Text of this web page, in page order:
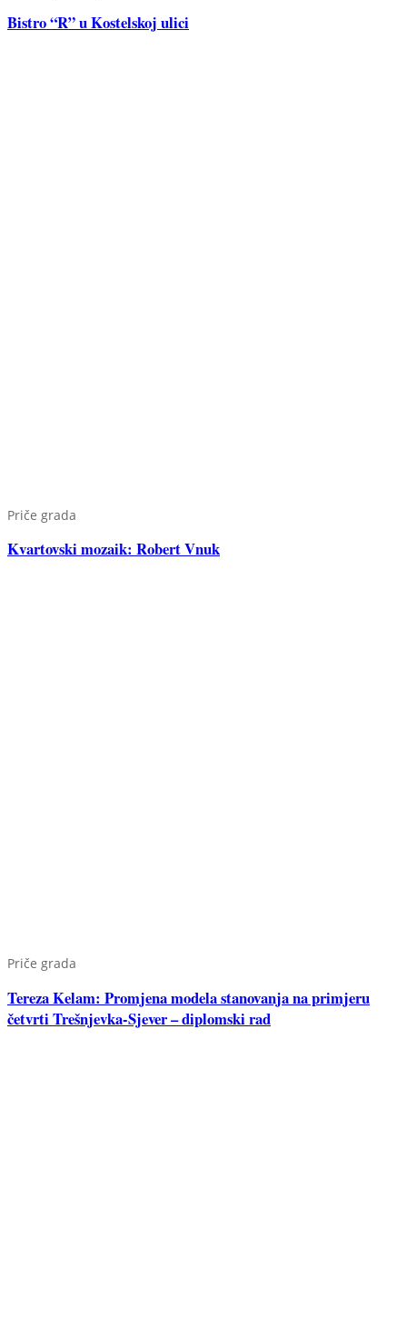
Bistro “R” u Kostelskoj ulici
Priče grada
Kvartovski mozaik: Robert Vnuk
Priče grada
Tereza Kelam: Promjena modela stanovanja na primjeru
četvrti Trešnjevka-Sjever – diplomski rad